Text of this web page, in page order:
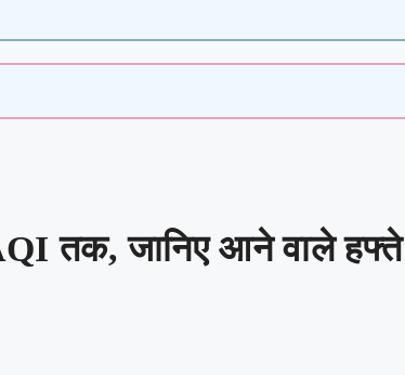
जानिए आने वाले हफ्ते